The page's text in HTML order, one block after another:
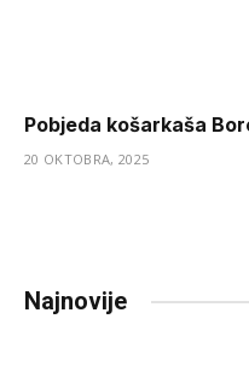
Pobjeda košarkaša
20 OKTOBRA, 2025
Najnovije